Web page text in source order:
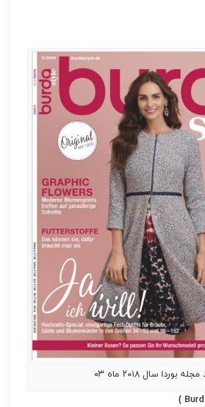
بوردا سال ۲۰۱۸ ماه ۰۳